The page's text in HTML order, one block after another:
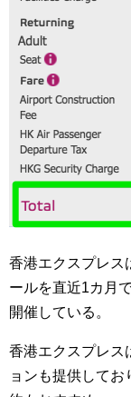
香港エクスプレス
ールを直近1カ月
開催している。
香港エクスプレス
ョンも提供して